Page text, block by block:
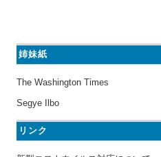
姉妹紙
The Washington Times
Segye Ilbo
リンク